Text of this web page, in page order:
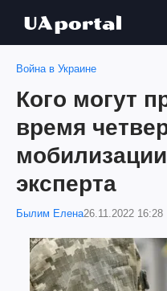
Война в Украине
Кого могут
время
эксперта
Былим Елена26.11.2022 16:28